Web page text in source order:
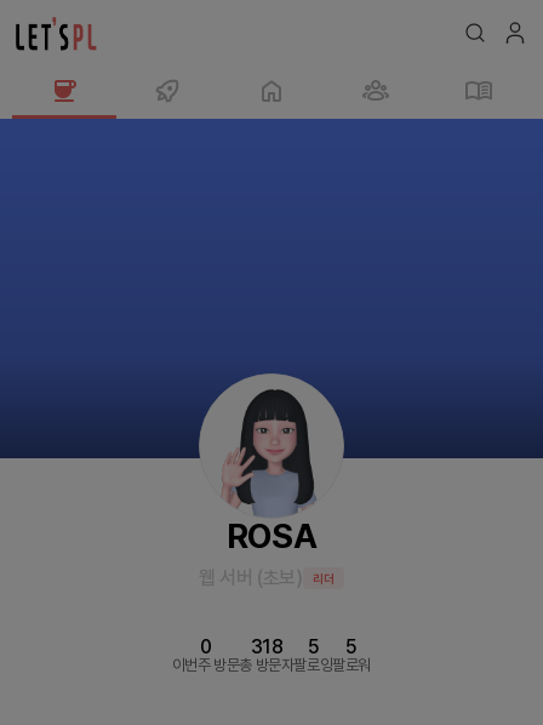
ROSA
웹 서버 (초보) 리더
이번주 방문
0
총 방문자
318
팔로잉
5
팔로워
5